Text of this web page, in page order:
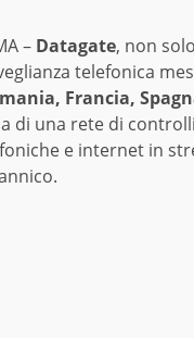
– Datagate, non
telefonica
Francia,
di una rete di
e internet in